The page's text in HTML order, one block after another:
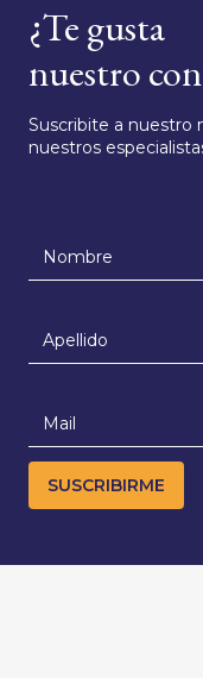
¿Te gusta
nuestro
Suscribite a nuestro
nuestros